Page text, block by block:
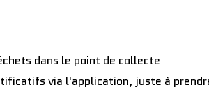
dans le point de collecte
via l'application, juste à